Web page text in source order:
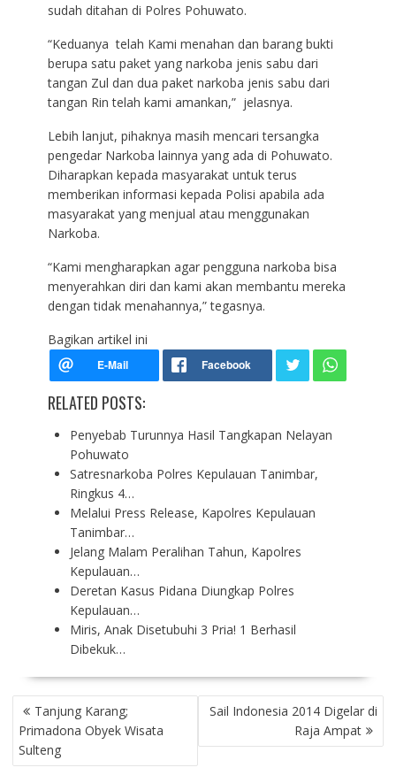
sudah ditahan di Polres Pohuwato.
“Keduanya telah Kami menahan dan barang bukti
berupa satu paket yang narkoba jenis sabu dari
tangan Zul dan dua paket narkoba jenis sabu dari
tangan Rin telah kami amankan,” jelasnya.
Lebih lanjut, pihaknya masih mencari tersangka
pengedar Narkoba lainnya yang ada di Pohuwato.
Diharapkan kepada masyarakat untuk terus
memberikan informasi kepada Polisi apabila ada
masyarakat yang menjual atau menggunakan
Narkoba.
“Kami mengharapkan agar pengguna narkoba bisa
menyerahkan diri dan kami akan membantu mereka
dengan tidak menahannya,” tegasnya.
Bagikan artikel ini
RELATED POSTS:
Penyebab Turunnya Hasil Tangkapan Nelayan
Pohuwato
Satresnarkoba Polres Kepulauan Tanimbar,
Ringkus 4…
Melalui Press Release, Kapolres Kepulauan
Tanimbar…
Jelang Malam Peralihan Tahun, Kapolres
Kepulauan…
Deretan Kasus Pidana Diungkap Polres
Kepulauan…
Miris, Anak Disetubuhi 3 Pria! 1 Berhasil
Dibekuk…
P
O
S
T
Tanjung Karang;
Primadona Obyek Wisata
Sulteng
Sail Indonesia 2014 Digelar di
Raja Ampat